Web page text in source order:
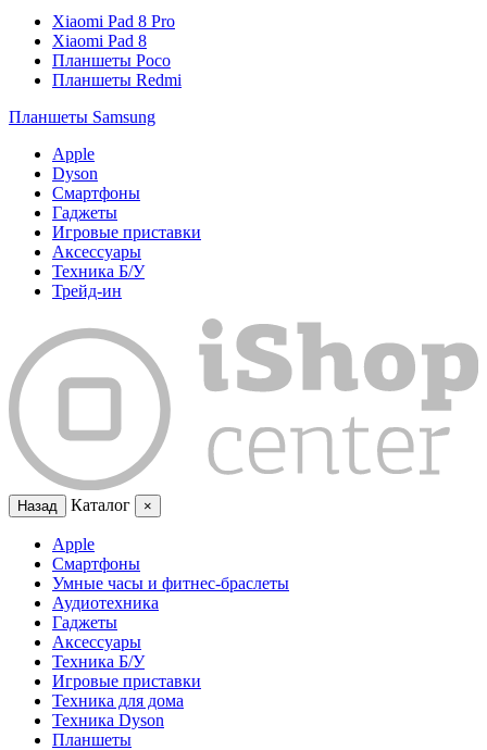
Xiaomi Pad 8 Pro
Xiaomi Pad 8
Планшеты Poco
Планшеты Redmi
Планшеты Samsung
Apple
Dyson
Смартфоны
Гаджеты
Игровые приставки
Аксессуары
Техника Б/У
Трейд-ин
Назад Каталог ×
Apple
Смартфоны
Умные часы и фитнес-браслеты
Аудиотехника
Гаджеты
Аксессуары
Техника Б/У
Игровые приставки
Техника для дома
Техника Dyson
Планшеты